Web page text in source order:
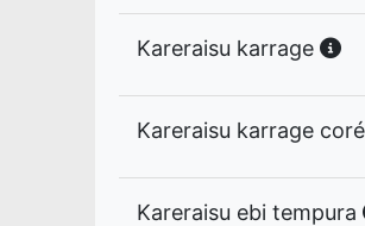
Kareraisu karrage
Kareraisu karrage
Kareraisu ebi tempura